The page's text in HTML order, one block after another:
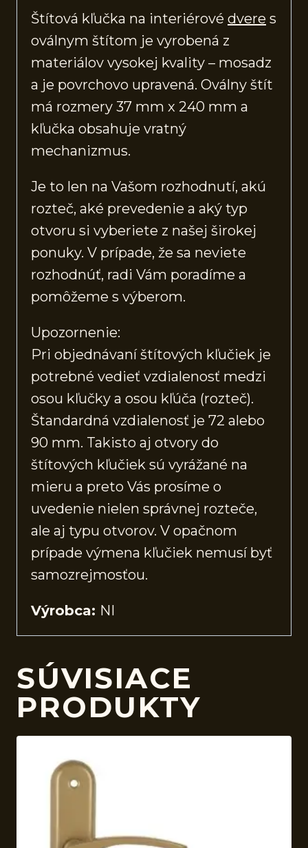
Štítová kľučka na interiérové dvere s
oválnym štítom je vyrobená z
materiálov vysokej kvality – mosadz
a je povrchovo upravená. Oválny štít
má rozmery 37 mm x 240 mm a
kľučka obsahuje vratný
mechanizmus.
Je to len na Vašom rozhodnutí, akú
rozteč, aké prevedenie a aký typ
otvoru si vyberiete z našej širokej
ponuky. V prípade, že sa neviete
rozhodnúť, radi Vám poradíme a
pomôžeme s výberom.
Upozornenie:
Pri objednávaní štítových kľučiek je
potrebné vedieť vzdialenosť medzi
osou kľučky a osou kľúča (rozteč).
Štandardná vzdialenosť je 72 alebo
90 mm. Takisto aj otvory do
štítových kľučiek sú vyrážané na
mieru a preto Vás prosíme o
uvedenie nielen správnej rozteče,
ale aj typu otvorov. V opačnom
prípade výmena kľučiek nemusí byť
samozrejmosťou.
Výrobca: NI
SÚVISIACE
PRODUKTY